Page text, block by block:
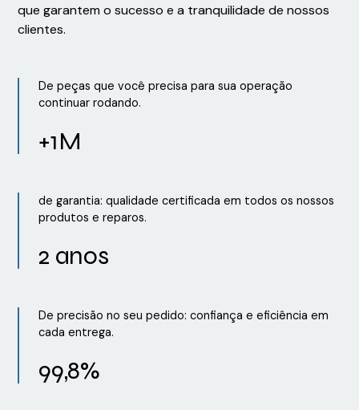
que garantem o sucesso e a tranquilidade de nossos
clientes.
De peças que você precisa para sua operação
continuar rodando.
+1M
de garantia: qualidade certificada em todos os nossos
produtos e reparos.
2 anos
De precisão no seu pedido: confiança e eficiência em
cada entrega.
99,8%